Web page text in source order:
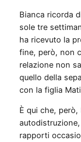
Bianca ricorda
sole tre
ha ricevuto la
fine, però, non
relazione non
quello della
con la figlia
È qui che,
rapporti